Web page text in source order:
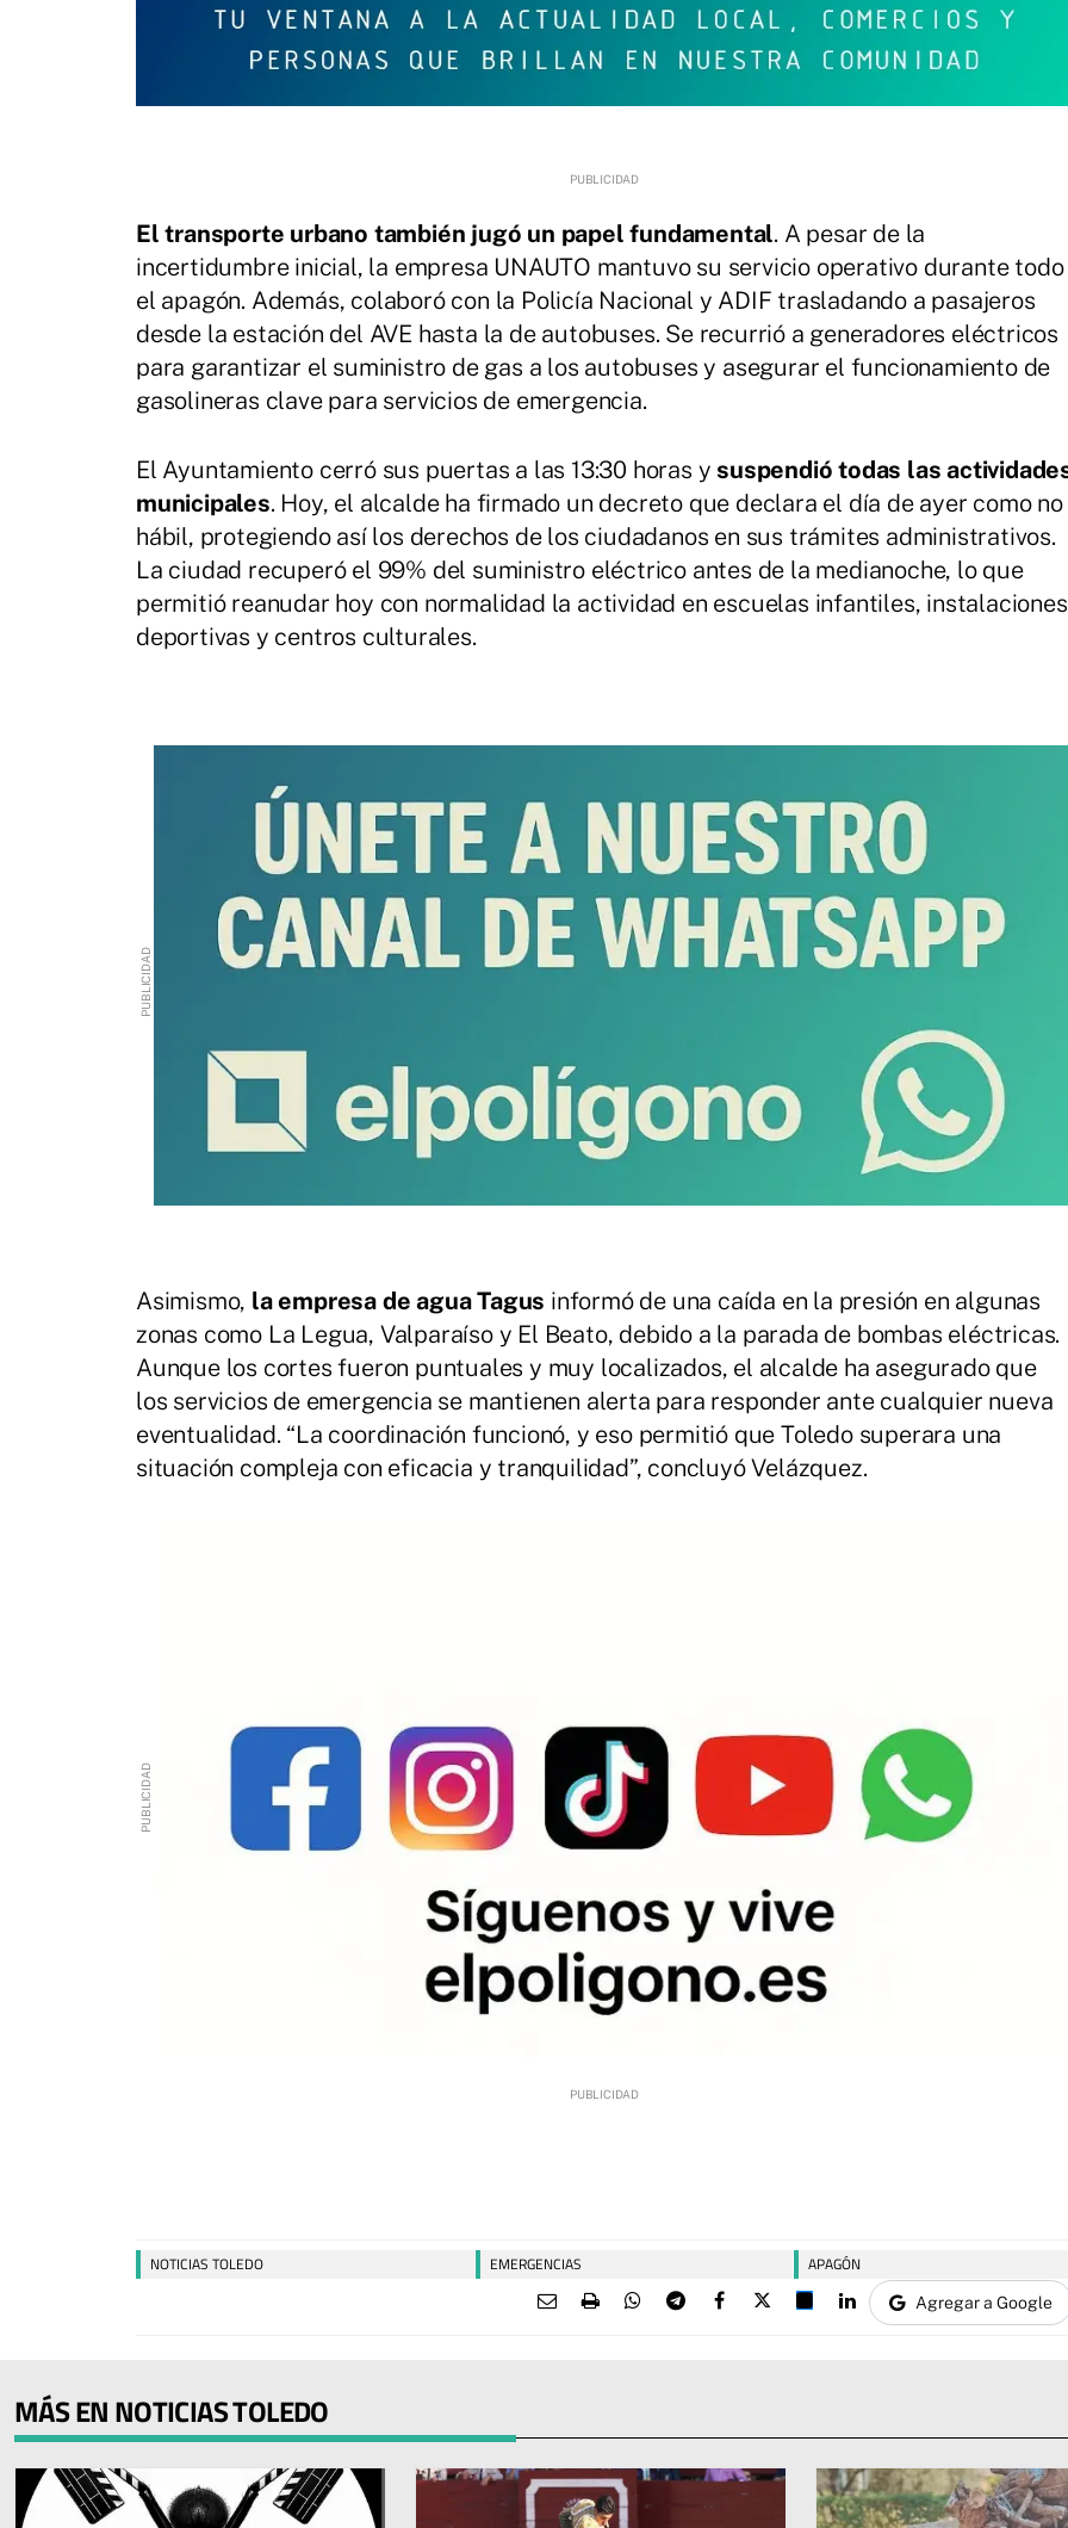
El transporte urbano también jugó un papel fundamental. A pesar de la
incertidumbre inicial, la empresa UNAUTO mantuvo su servicio operativo durante todo
el apagón. Además, colaboró con la Policía Nacional y ADIF trasladando a pasajeros
desde la estación del AVE hasta la de autobuses. Se recurrió a generadores eléctricos
para garantizar el suministro de gas a los autobuses y asegurar el funcionamiento de
gasolineras clave para servicios de emergencia.
El Ayuntamiento cerró sus puertas a las 13:30 horas y suspendió todas las
municipales. Hoy, el alcalde ha firmado un decreto que declara el día de ayer como no
hábil, protegiendo así los derechos de los ciudadanos en sus trámites administrativos.
La ciudad recuperó el 99% del suministro eléctrico antes de la medianoche, lo que
permitió reanudar hoy con normalidad la actividad en escuelas infantiles, instalaciones
deportivas y centros culturales.
Asimismo, la empresa de agua Tagus informó de una caída en la presión en algunas
zonas como La Legua, Valparaíso y El Beato, debido a la parada de bombas eléctricas.
Aunque los cortes fueron puntuales y muy localizados, el alcalde ha asegurado que
los servicios de emergencia se mantienen alerta para responder ante cualquier nueva
eventualidad. “La coordinación funcionó, y eso permitió que Toledo superara una
situación compleja con eficacia y tranquilidad”, concluyó Velázquez.
NOTICIAS TOLEDO EMERGENCIAS APAGÓN
Agregar a Google
MÁS EN NOTICIAS TOLEDO